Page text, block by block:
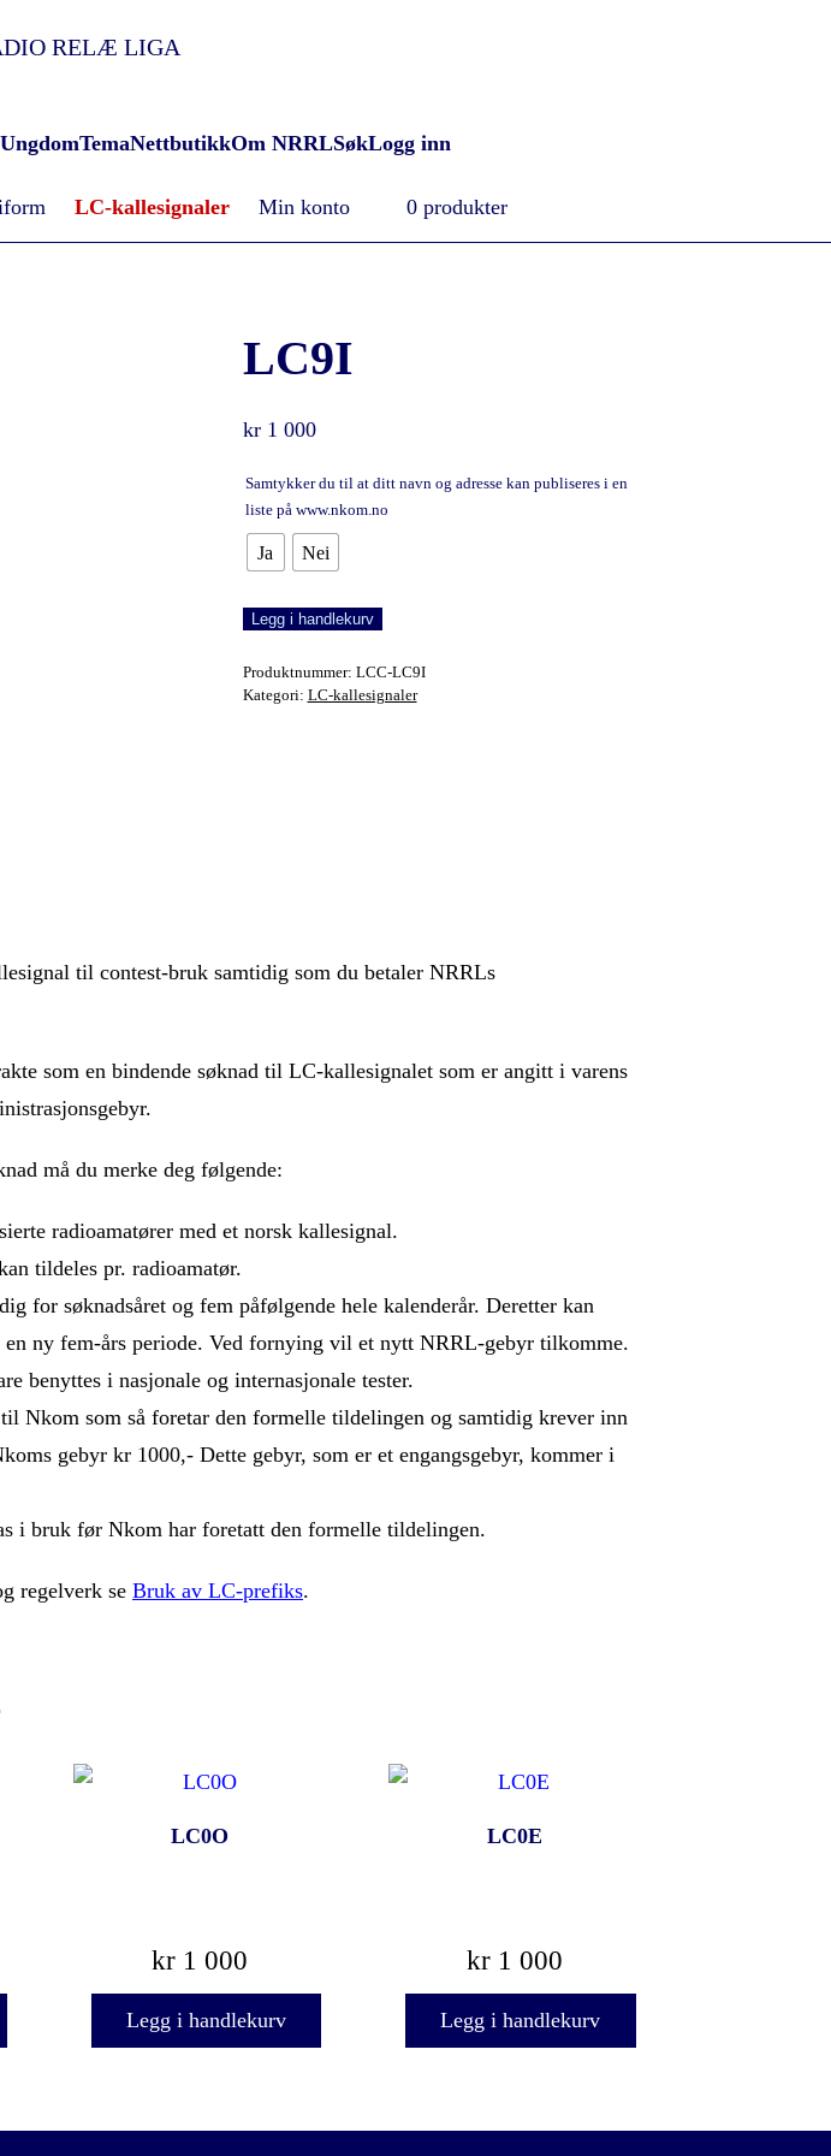
UngdomTemaNettbutikkOm NRRLSøkLogg inn
LC-kallesignaler Min konto 0 produkter
LC9I
kr1 000
Samtykker du til at ditt navn og adresse kan publiseres i en
liste på www.nkom.no
Ja Nei
LC9I
Legg i handlekurv
Produktnummer: LCC-LC9I
Kategori: LC-kallesignaler
til contest-bruk samtidig som du betaler NRRLs
som en bindende søknad til LC-kallesignalet som er angitt i varens
må du merke deg følgende:
radioamatører med et norsk kallesignal.
tildeles pr. radioamatør.
for søknadsåret og fem påfølgende hele kalenderår. Deretter kan
ny fem-års periode. Ved fornying vil et nytt NRRL-gebyr tilkomme.
benyttes i nasjonale og internasjonale tester.
Nkom som så foretar den formelle tildelingen og samtidig krever inn
gebyr kr 1000,- Dette gebyr, som er et engangsgebyr, kommer i
i bruk før Nkom har foretatt den formelle tildelingen.
regelverk se Bruk av LC-prefiks.
LC0O
kr 1 000
Legg i handlekurv
LC0E
kr1 000
Legg i handlekurv